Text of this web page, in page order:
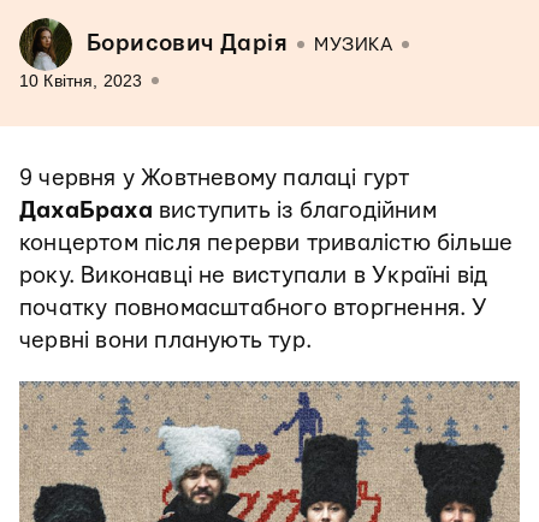
Борисович Дарія МУЗИКА
10 Квітня, 2023
9 червня у Жовтневому палаці гурт
ДахаБраха виступить із благодійним
концертом після перерви тривалістю більше
року. Виконавці не виступали в Україні від
початку повномасштабного вторгнення. У
червні вони планують тур.